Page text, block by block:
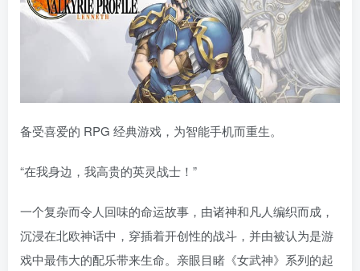
备受喜爱的 RPG 经典游戏，为智能手机而重生。
“在我身边，我高贵的英灵战士！”
一个复杂而令人回味的命运故事，由诸神和凡人编织而成，
沉浸在北欧神话中，穿插着开创性的战斗，并由被认为是游
戏中最伟大的配乐带来生命。亲眼目睹《女武神》系列的起